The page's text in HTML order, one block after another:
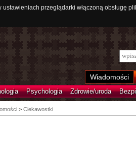
przeglądarki włączoną
Wiadomości
Psychologia Zdrowie/uroda
> Ciekawostki